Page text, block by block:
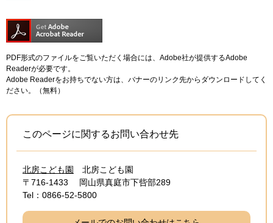
PDF形式のファイルをご覧いただく場合には、Adobe社が提供するAdobe
Readerが必要です。
Adobe Readerをお持ちでない方は、バナーのリンク先からダウンロードしてく
ださい。（無料）
このページに関するお問い合わせ先
北房こども園
北房こども園
〒716-1433
岡山県真庭市下呰部289
Tel：0866-52-5800